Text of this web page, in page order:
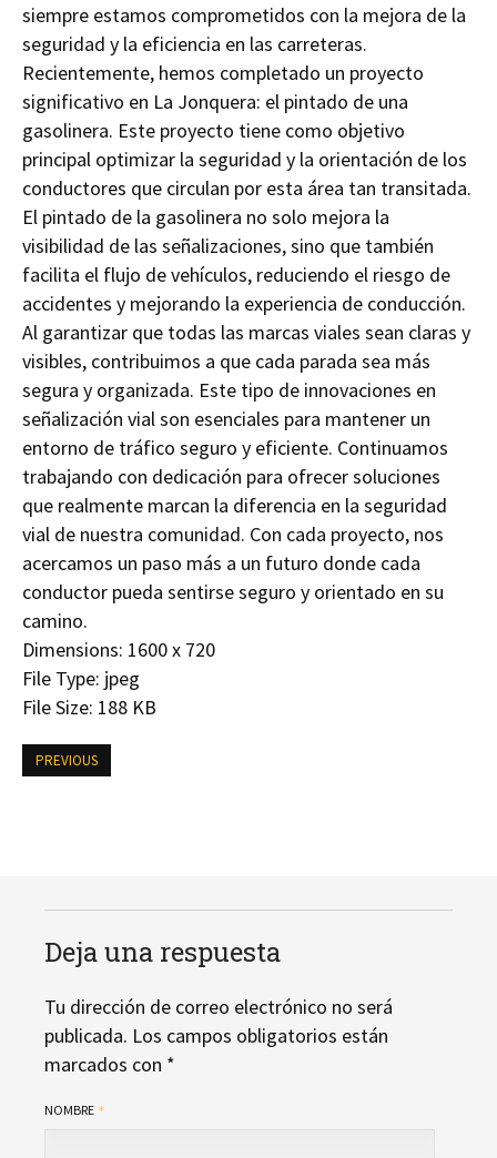
siempre estamos comprometidos con la mejora de la
seguridad y la eficiencia en las carreteras.
Recientemente, hemos completado un proyecto
significativo en La Jonquera: el pintado de una
gasolinera. Este proyecto tiene como objetivo
principal optimizar la seguridad y la orientación de los
conductores que circulan por esta área tan transitada.
El pintado de la gasolinera no solo mejora la
visibilidad de las señalizaciones, sino que también
facilita el flujo de vehículos, reduciendo el riesgo de
accidentes y mejorando la experiencia de conducción.
Al garantizar que todas las marcas viales sean claras y
visibles, contribuimos a que cada parada sea más
segura y organizada. Este tipo de innovaciones en
señalización vial son esenciales para mantener un
entorno de tráfico seguro y eficiente. Continuamos
trabajando con dedicación para ofrecer soluciones
que realmente marcan la diferencia en la seguridad
vial de nuestra comunidad. Con cada proyecto, nos
acercamos un paso más a un futuro donde cada
conductor pueda sentirse seguro y orientado en su
camino.
Dimensions: 1600 x 720
File Type: jpeg
File Size: 188 KB
PREVIOUS
Deja una respuesta
Tu dirección de correo electrónico no será
publicada. Los campos obligatorios están
marcados con *
NOMBRE